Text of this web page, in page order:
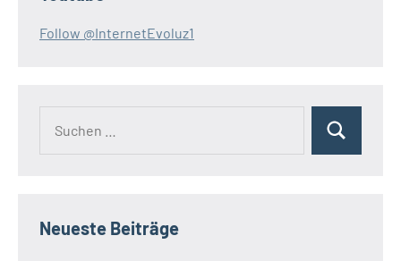
Follow @InternetEvoluz1
Suchen
Neueste Beiträge